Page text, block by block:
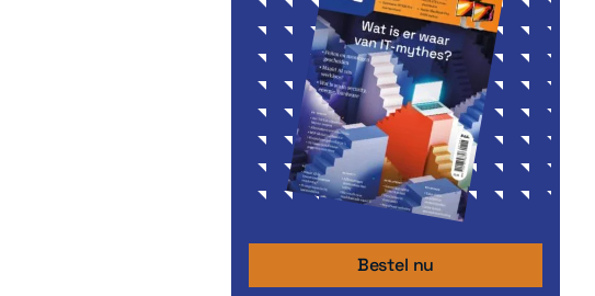
Bestel nu